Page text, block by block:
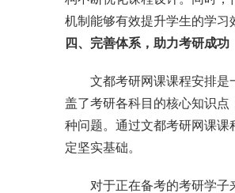
机制能够有效提升学生的学习
四、完善体系，助力考研成功
文都考研网课课程安排是
盖了考研各科目的核心知识
种问题。通过文都考研网课
定坚实基础。
对于正在备考的考研学